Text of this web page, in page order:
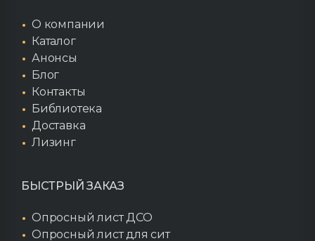
О компании
Каталог
Анонсы
Блог
Контакты
Библиотека
Доставка
Лизинг
БЫСТРЫЙ ЗАКАЗ
Опросный лист ДСО
Опросный лист для сит